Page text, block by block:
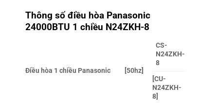
Thông số điều hòa Panasonic
24000BTU 1 chiều N24ZKH-8
Điều hòa 1 chiều Panasonic [50hz]
CS-
N24ZKH-
8
[CU-
N24ZKH-
8]